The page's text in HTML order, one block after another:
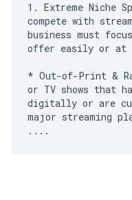
1. Extreme Niche
compete with
business must
offer easily or at
* Out-of-Print &
or TV shows that
digitally or are
major streaming